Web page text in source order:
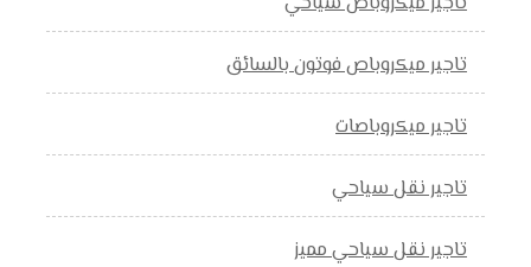
تاجير ميكروباص فوتون بالسائق
تاجير ميكروباصات
تاجير نقل سياحي
تاجير نقل سياحي مميز